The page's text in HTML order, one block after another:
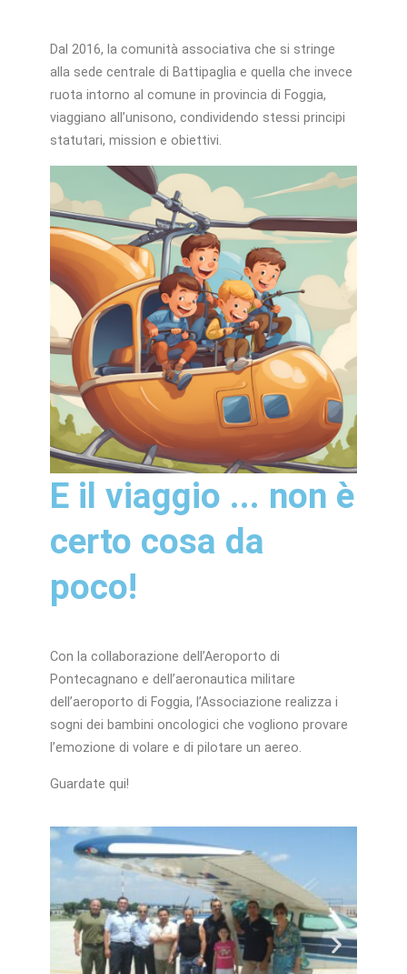
Dal 2016, la comunità associativa che si stringe
alla sede centrale di Battipaglia e quella che invece
ruota intorno al comune in provincia di Foggia,
viaggiano all’unisono, condividendo stessi principi
statutari, mission e obiettivi.
E il viaggio ... non è
certo cosa da
poco!
Con la collaborazione dell’Aeroporto di
Pontecagnano e dell’aeronautica militare
dell’aeroporto di Foggia, l’Associazione realizza i
sogni dei bambini oncologici che vogliono provare
l’emozione di volare e di pilotare un aereo.
Guardate qui!